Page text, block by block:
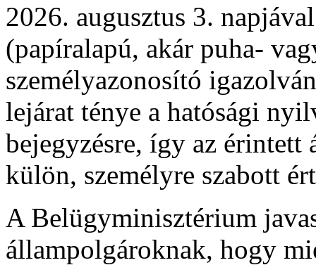
2026. augusztus 3.
(papíralapú, akár puha-
személyazonosító
lejárat ténye a hatósági
bejegyzésre, így az
külön, személyre szabott
A Belügyminisztérium
állampolgároknak, hogy